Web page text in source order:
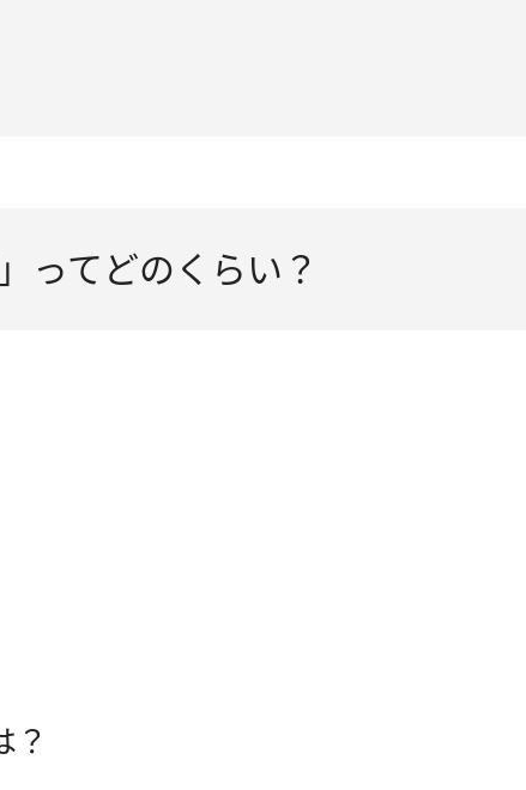
ってどのくらい？
？